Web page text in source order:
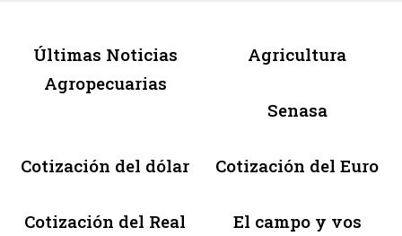
Últimas Noticias
Agropecuarias
Agricultura
Senasa
Cotización del dólar Cotización del Euro
Cotización del Real El campo y vos